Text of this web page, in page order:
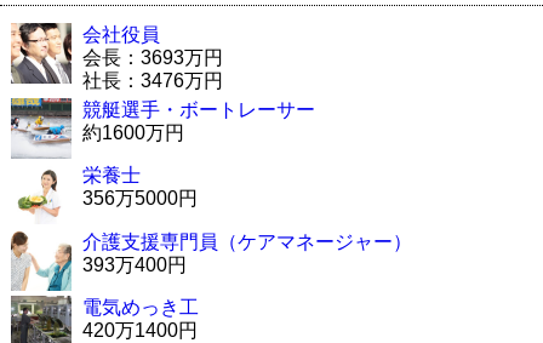
会社役員
会長：3693万円
社長：3476万円
競艇選手・ボートレーサー
約1600万円
栄養士
356万5000円
介護支援専門員（ケアマネージャー）
393万400円
電気めっき工
420万1400円